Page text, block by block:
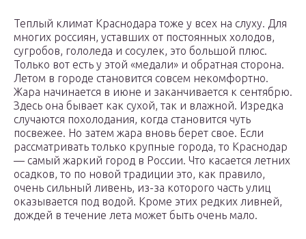
Теплый климат Краснодара тоже у всех на слуху. Для
многих россиян, уставших от постоянных холодов,
сугробов, гололеда и сосулек, это большой плюс.
Только вот есть у этой «медали» и обратная сторона.
Летом в городе становится совсем некомфортно.
Жара начинается в июне и заканчивается к сентябрю.
Здесь она бывает как сухой, так и влажной. Изредка
случаются похолодания, когда становится чуть
посвежее. Но затем жара вновь берет свое. Если
рассматривать только крупные города, то Краснодар
— самый жаркий город в России. Что касается летних
осадков, то по новой традиции это, как правило,
очень сильный ливень, из-за которого часть улиц
оказывается под водой. Кроме этих редких ливней,
дождей в течение лета может быть очень мало.